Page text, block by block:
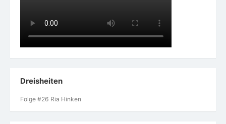
Dreisheiten
Folge #26 Ria Hinken